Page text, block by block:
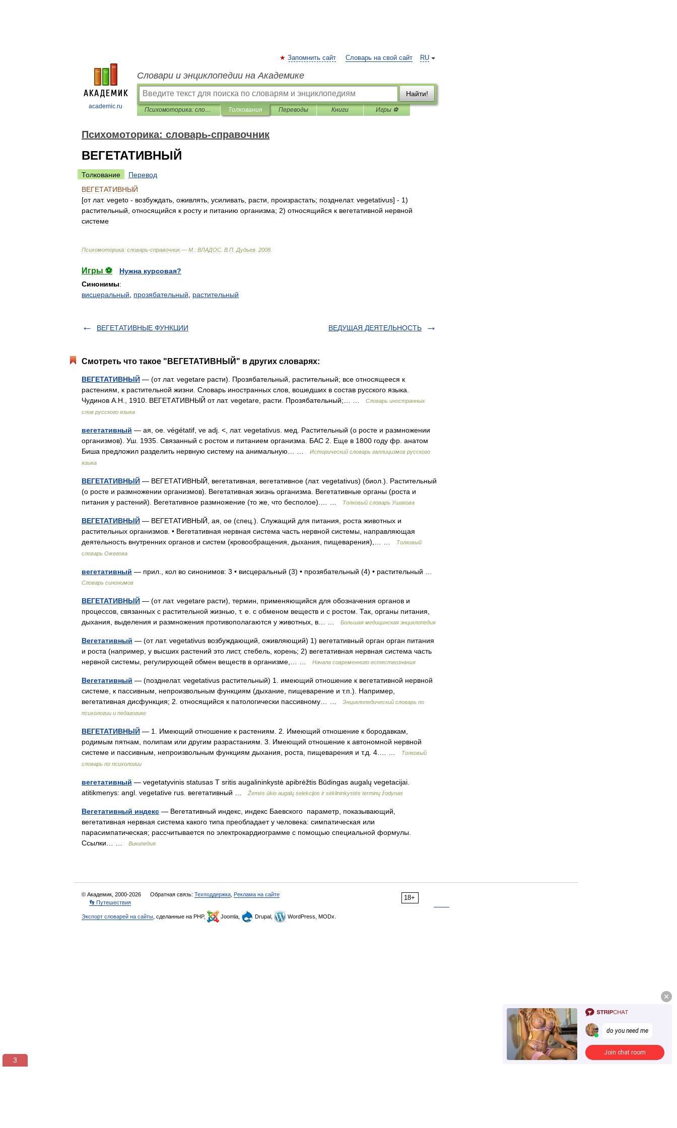
academic.ru
RU
Запомнить сайт Словарь на свой сайт
Словари и энциклопедии на Академике
Найти!
Психомоторика: cловарь-справочник Толкования Переводы Книги Игры ⚽
Психомоторика: cловарь-справочник
ВЕГЕТАТИВНЫЙ
Толкование
Перевод
ВЕГЕТАТИВНЫЙ
[от лат. vegeto - возбуждать оживлять усиливать расти произрастать; позднелат. vegetativus] - 1)
растительный относящийся к росту и питанию организма; 2) относящийся к вегетативной нервной
системе
Психомоторика: cловарь-справочник.— М : ВЛАДОС В П Дудьев 2008
Игры ⚽
Нужна курсовая?
Синонимы:
висцеральный
прозябательный растительный
ВЕГЕТАТИВНЫЕ ФУНКЦИИ ВЕДУЩАЯ ДЕЯТЕЛЬНОСТЬ
Смотреть что такое "ВЕГЕТАТИВНЫЙ" в других словарях:
ВЕГЕТАТИВНЫЙ — (от лат. vegetare расти). Прозябательный, растительный; все относящееся к
растениям, к растительной жизни. Словарь иностранных слов, вошедших в состав русского языка.
Чудинов А.Н., 1910. ВЕГЕТАТИВНЫЙ от лат. vegetare, расти. Прозябательный;… …
Словарь иностранных
слов русского языка
вегетативный — ая, ое. végétatif, ve adj. <, лат. vegetativus. мед. Растительный (о росте и размножении
организмов). Уш. 1935. Связанный с ростом и питанием организма. БАС 2. Еще в 1800 году фр. анатом
Биша предложил разделить нервную систему на анимальную… …
Исторический словарь галлицизмов русского
языка
ВЕГЕТАТИВНЫЙ — ВЕГЕТАТИВНЫЙ, вегетативная, вегетативное (лат. vegetativus) (биол.). Растительный
(о росте и размножении организмов). Вегетативная жизнь организма. Вегетативные органы (роста и
питания у растений). Вегетативное размножение (то же, что бесполое).… …
Толковый словарь Ушакова
ВЕГЕТАТИВНЫЙ — ВЕГЕТАТИВНЫЙ, ая, ое (спец.). Служащий для питания, роста животных и
растительных организмов. • Вегетативная нервная система часть нервной системы, направляющая
деятельность внутренних органов и систем (кровообращения, дыхания, пищеварения),… …
Толковый
словарь Ожегова
вегетативный — прил., кол во синонимов: 3 • висцеральный (3) • прозябательный (4) • растительный …
Словарь синонимов
ВЕГЕТАТИВНЫЙ — (от лат. vegetare расти), термин, применяющийся для обозначения органов и
процессов, связанных с растительной жизнью, т. е. с обменом веществ и с ростом. Так, органы питания,
дыхания, выделения и размножения противополагаются у животных, в… …
Большая медицинская энциклопедия
Вегетативный — (от лат. vegetativus возбуждающий, оживляющий) 1) вегетативный орган орган питания
и роста (например, у высших растений это лист, стебель, корень; 2) вегетативная нервная система часть
нервной системы, регулирующей обмен веществ в организме,… …
Начала современного естествознания
Вегетативный — (позднелат. vegetativus растительный) 1. имеющий отношение к вегетативной нервной
системе, к пассивным, непроизвольным функциям (дыхание, пищеварение и т.п.). Например,
вегетативная дисфункция; 2. относящийся к патологически пассивному… …
Энциклопедический словарь по
психологии и педагогике
ВЕГЕТАТИВНЫЙ — 1. Имеющий отношение к растениям. 2. Имеющий отношение к бородавкам,
родимым пятнам, полипам или другим разрастаниям. 3. Имеющий отношение к автономной нервной
системе и пассивным, непроизвольным функциям дыхания, роста, пищеварения и т.д. 4.… …
Толковый
словарь по психологии
вегетативный — vegetatyvinis statusas T sritis augalininkystė apibrėžtis Būdingas augalų vegetacijai.
atitikmenys: angl. vegetative rus. вегетативный …
Žemės ūkio augalų selekcijos ir sėklininkystės terminų žodynas
Вегетативный индекс — Вегетативный индекс, индекс Баевского параметр, показывающий,
вегетативная нервная система какого типа преобладает у человека: симпатическая или
парасимпатическая; рассчитывается по электрокардиограмме с помощью специальной формулы.
Ссылки… …
Википедия
18+
© Академик, 2000-2026 Обратная связь: Техподдержка Реклама на сайте
👣 Путешествия
Экспорт словарей на сайты , сделанные на PHP, Joomla, Drupal, WordPress, MODx.
3